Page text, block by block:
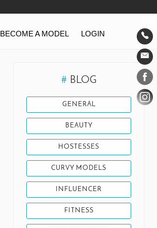
BECOME A MODEL LOGIN
# BLOG
GENERAL
BEAUTY
HOSTESSES
CURVY MODELS
INFLUENCER
FITNESS